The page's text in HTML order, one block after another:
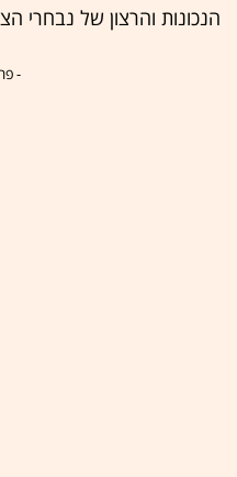
הנכונות והרצון של נבחרי
-